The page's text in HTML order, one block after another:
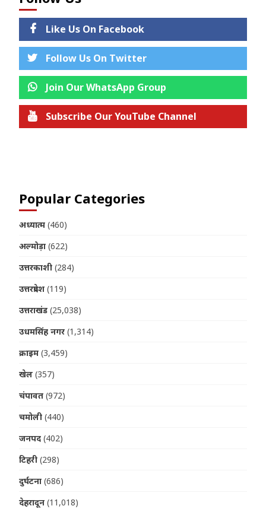
Like Us On Facebook
Follow Us On Twitter
Join Our WhatsApp Group
Subscribe Our YouTube Channel
Popular Categories
अध्यात्म (460)
अल्मोड़ा (622)
उत्तरकाशी (284)
उत्तरप्रदेश (119)
उत्तराखंड (25,038)
उधमसिंह नगर (1,314)
क्राइम (3,459)
खेल (357)
चंपावत (972)
चमोली (440)
जनपद (402)
टिहरी (298)
दुर्घटना (686)
देहरादून (11,018)